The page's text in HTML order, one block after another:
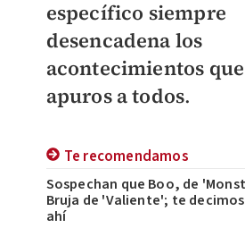
específico siempre
desencadena los
acontecimientos
apuros a todos.
Te recomendamos
Sospechan que Boo, de
Bruja de 'Valiente'; te
ahí